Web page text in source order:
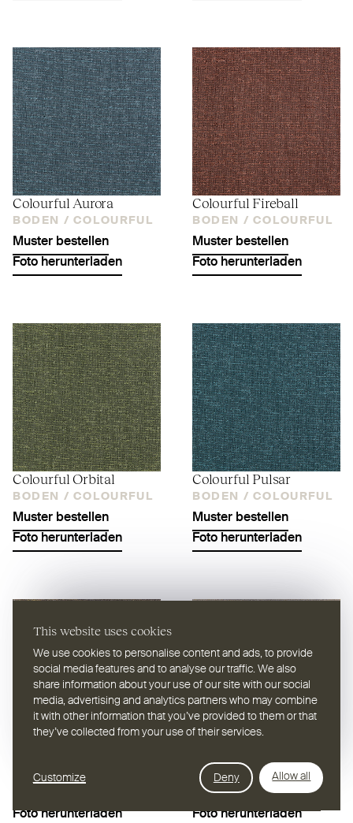
This website uses cookies
We use cookies to personalise content and ads, to provide
social media features and to analyse our traffic. We also
share information about your use of our site with our social
media, advertising and analytics partners who may combine
it with other information that you’ve provided to them or that
they’ve collected from your use of their services.
Customize Deny Allow all
Colourful Aurora
BODEN / COLOURFUL
Muster bestellen
Foto herunterladen
Colourful Fireball
BODEN / COLOURFUL
Muster bestellen
Foto herunterladen
Colourful Orbital
BODEN / COLOURFUL
Muster bestellen
Foto herunterladen
Colourful Pulsar
BODEN / COLOURFUL
Muster bestellen
Foto herunterladen
BODEN / COLOURFUL
Foto herunterladen
BODEN / COLOURFUL
Muster bestellen
Foto herunterladen